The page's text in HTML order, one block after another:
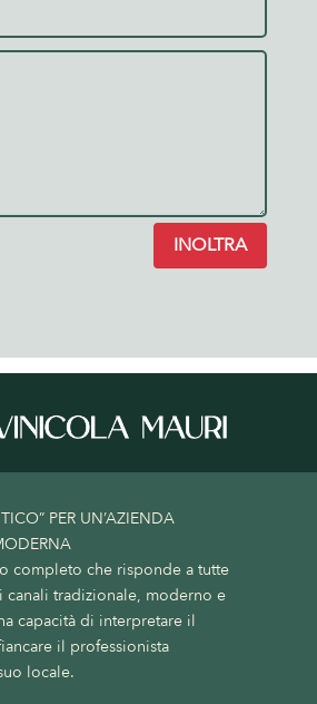
INOLTRA
PER UN’AZIENDA
completo che risponde a tutte
canali tradizionale, moderno e
capacità di interpretare il
il professionista
locale.